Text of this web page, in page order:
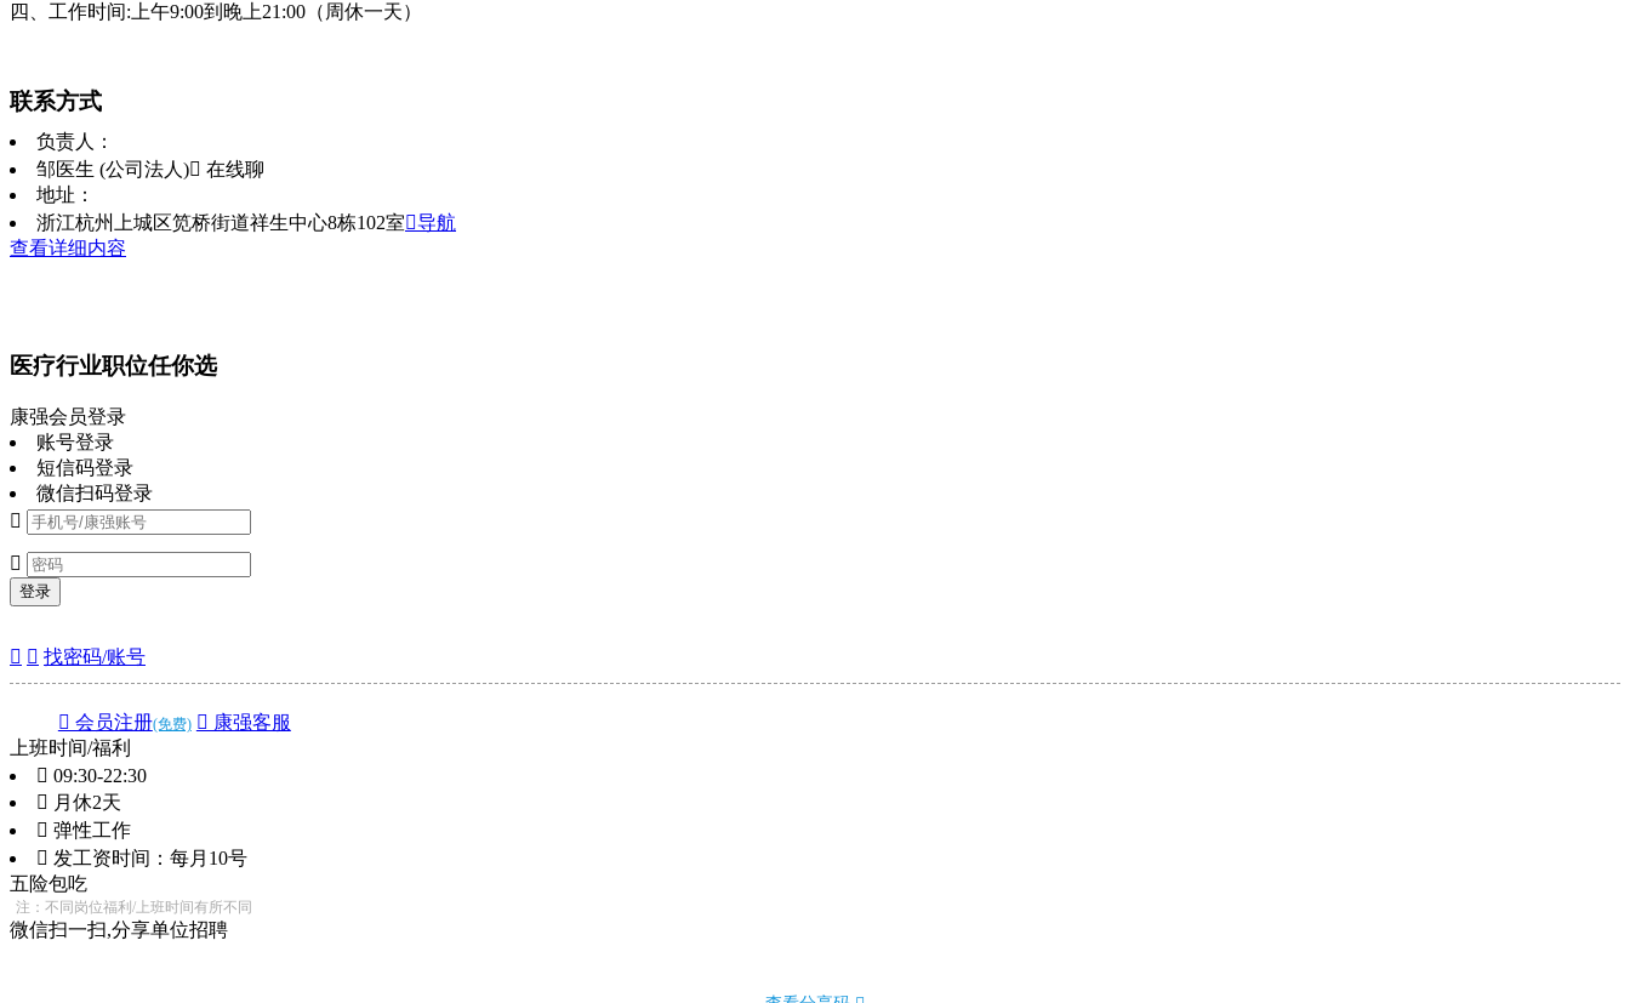
四、工作时间:上午9:00到晚上21:00（周休一天）
联系方式
负责人：
邹医生 (公司法人) 在线聊
地址：
浙江杭州上城区笕桥街道祥生中心8栋102室导航
查看详细内容
医疗行业职位任你选
康强会员登录
账号登录
短信码登录
微信扫码登录


登录
  找密码/账号
 会员注册(免费)  康强客服
上班时间/福利
 09:30-22:30
 月休2天
 弹性工作
 发工资时间：每月10号
五险包吃
注：不同岗位福利/上班时间有所不同
微信扫一扫,分享单位招聘